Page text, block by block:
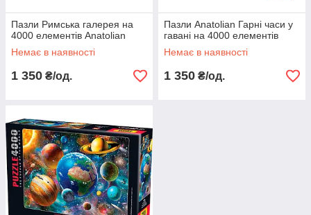
Пазли Римська галерея на
4000 елементів Anatolian
Немає в наявності
1 350 ₴/од.
Пазли Anatolian Гарні часи у
гавані на 4000 елементів
Немає в наявності
1 350 ₴/од.